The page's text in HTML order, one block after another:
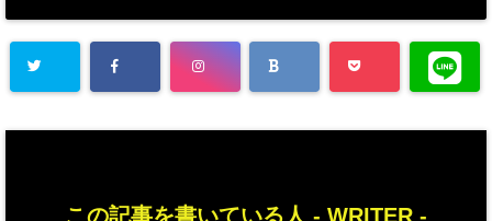
この記事を書いている人 - WRITER -